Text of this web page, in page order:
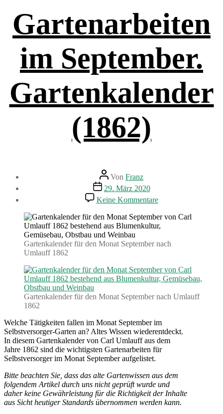
Gartenarbeiten
im September.
Gartenkalender
(1862)
Beitragsautor
Von Franz
Beitragsdatum
29. März 2020
Keine Kommentarezu
Gartenarbeiten
im
September.
(1862)
Gartenkalender für den Monat September nach
Umlauff 1862
Gartenkalender für den Monat September nach Umlauff
1862
Welche Tätigkeiten fallen im Monat September im
Selbstversorger-Garten an? Altes Wissen wiederentdeckt.
In diesem Gartenkalender von Carl Umlauff aus dem
Jahre 1862 sind die wichtigsten Gartenarbeiten für
Selbstversorger im Monat September aufgelistet.
Bitte beachten Sie, dass das alte Gartenwissen aus dem
folgendem Artikel durch uns nicht geprüft wurde und
daher keine Gewährleistung für die Richtigkeit der Inhalte
aus Sicht heutiger Standards übernommen werden kann.